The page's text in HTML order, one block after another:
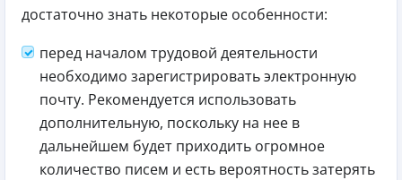
достаточно знать некоторые особенности:
перед началом трудовой деятельности
необходимо зарегистрировать электронную
почту. Рекомендуется использовать
дополнительную, поскольку на нее в
дальнейшем будет приходить огромное
количество писем и есть вероятность затерять